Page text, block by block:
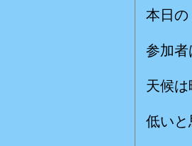
本日の
参加者
天候
低いと